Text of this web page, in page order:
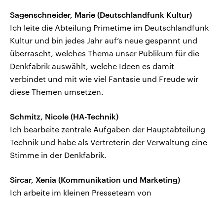
Sagenschneider, Marie (Deutschlandfunk Kultur)
Ich leite die Abteilung Primetime im Deutschlandfunk
Kultur und bin jedes Jahr auf’s neue gespannt und
überrascht, welches Thema unser Publikum für die
Denkfabrik auswählt, welche Ideen es damit
verbindet und mit wie viel Fantasie und Freude wir
diese Themen umsetzen.
Schmitz, Nicole (HA-Technik)
Ich bearbeite zentrale Aufgaben der Hauptabteilung
Technik und habe als Vertreterin der Verwaltung eine
Stimme in der Denkfabrik.
Sircar, Xenia (Kommunikation und Marketing)
Ich arbeite im kleinen Presseteam von